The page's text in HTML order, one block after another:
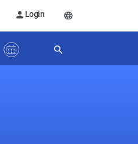
Login